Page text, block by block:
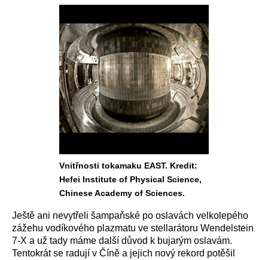
Vnitřnosti tokamaku EAST. Kredit:
Hefei Institute of Physical Science,
Chinese Academy of Sciences.
Ještě ani nevytřeli šampaňské po oslavách velkolepého
zážehu vodíkového plazmatu ve stellarátoru Wendelstein
7-X a už tady máme další důvod k bujarým oslavám.
Tentokrát se radují v Číně a jejich nový rekord potěšil